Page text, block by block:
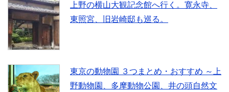
上野の横山大観記念館へ行く。寛永寺、
東照宮、旧岩崎邸も巡る。
東京の動物園 ３つまとめ・おすすめ ～上
野動物園、多摩動物公園、井の頭自然文